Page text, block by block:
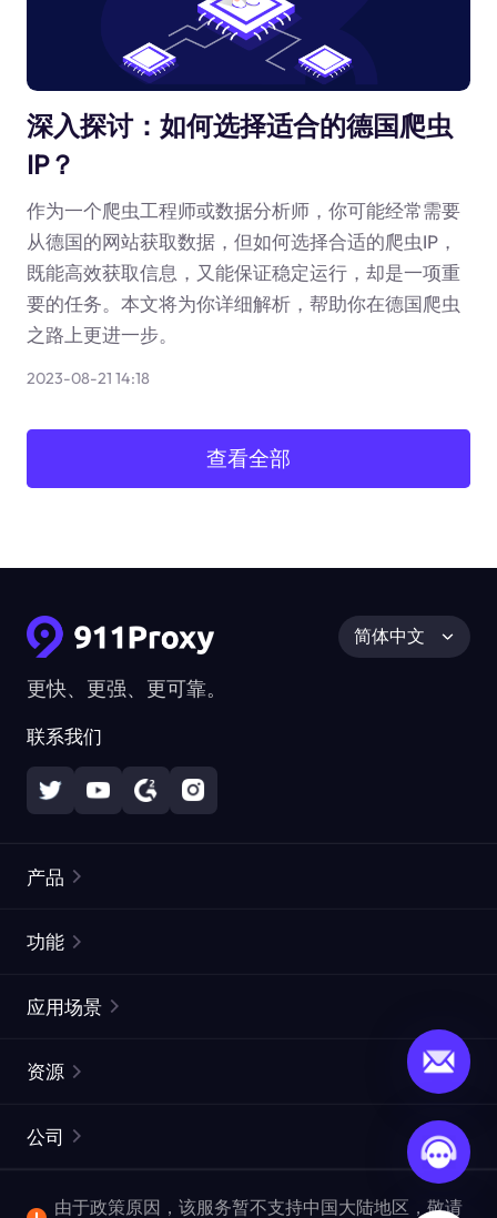
深入探讨：如何选择适合的德国爬虫
IP？
作为一个爬虫工程师或数据分析师，你可能经常需要
从德国的网站获取数据，但如何选择合适的爬虫IP，
既能高效获取信息，又能保证稳定运行，却是一项重
要的任务。本文将为你详细解析，帮助你在德国爬虫
之路上更进一步。
2023-08-21 14:18
查看全部
更快、更强、更可靠。
联系我们
简体中文
产品
静态住宅代理
网页抓取 API
功能
ISP代理
ProxySite
应用场景
市场研究
资源
常见问题解答
公司
由于政策原因，该服务暂不支持中国大陆地区，敬请